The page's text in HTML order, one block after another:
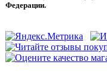
Федерации.